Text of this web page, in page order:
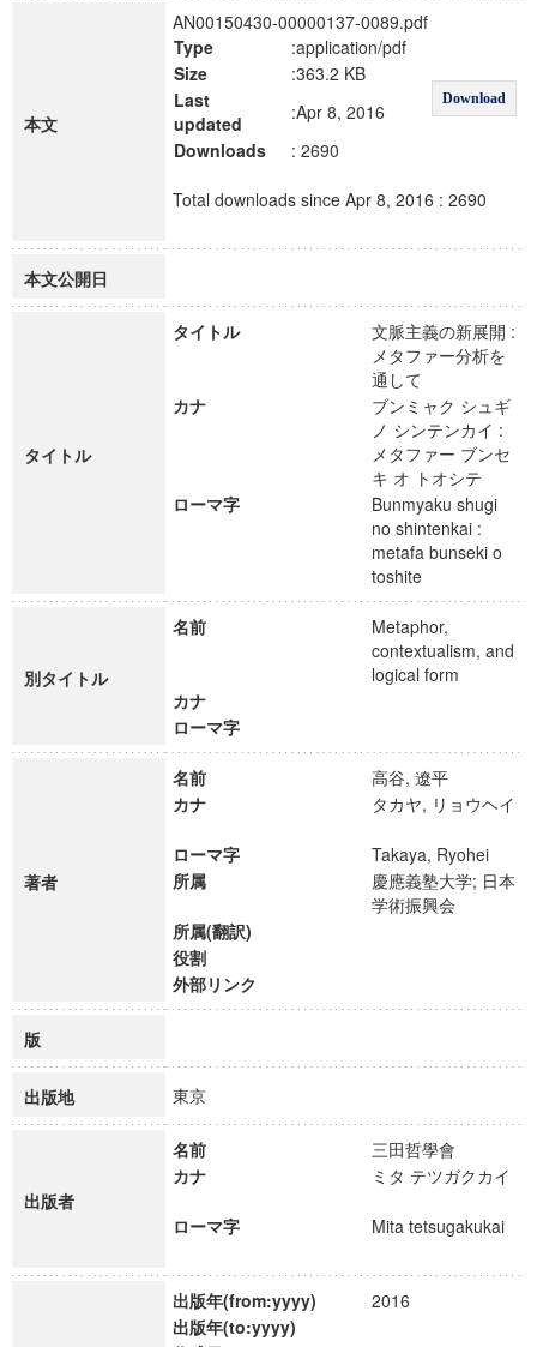
本文
AN00150430-00000137-0089.pdf
Type
:application/pdf
Download
Size
:363.2 KB
Last
updated
:Apr 8, 2016
Downloads
: 2690
Total downloads since Apr 8, 2016 : 2690
本文公開日
タイトル
タイトル
文脈主義の新展開 :
メタファー分析を
通して
カナ
ブンミャク シュギ
ノ シンテンカイ :
メタファー ブンセ
キ オ トオシテ
ローマ字
Bunmyaku shugi
no shintenkai :
metafa bunseki o
toshite
別タイトル
名前
Metaphor,
contextualism, and
logical form
カナ
ローマ字
著者
名前
高谷, 遼平
カナ
タカヤ, リョウヘイ
ローマ字
Takaya, Ryohei
所属
慶應義塾大学; 日本
学術振興会
所属(翻訳)
役割
外部リンク
版
出版地 東京
出版者
名前
三田哲學會
カナ
ミタ テツガクカイ
ローマ字 Mita tetsugakukai
出版年(from:yyyy)
2016
出版年(to:yyyy)